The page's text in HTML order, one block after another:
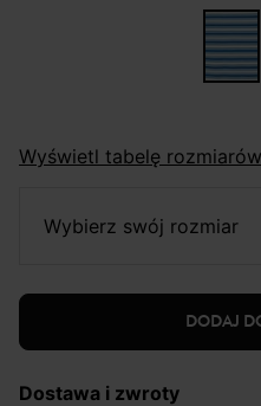
Wyświetl tabelę rozmiarów
wybierz swój rozmiar
DODAJ
Dostawa i zwroty